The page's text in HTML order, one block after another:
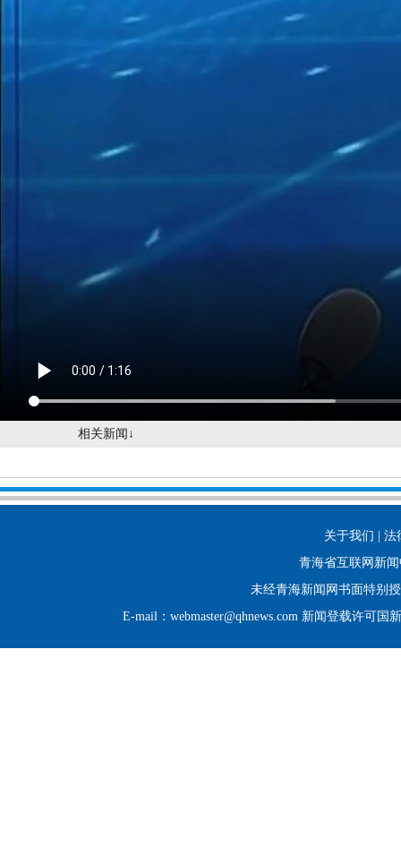
相关新闻↓
关于我们 |
青海省互联网新
未经青海新闻网书面特别
E-mail：webmaster@qhnews.com 新闻登载许可国